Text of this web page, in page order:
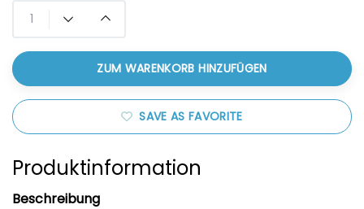
ZUM WARENKORB HINZUFÜGEN
SAVE AS FAVORITE
Produktinformation
Beschreibung